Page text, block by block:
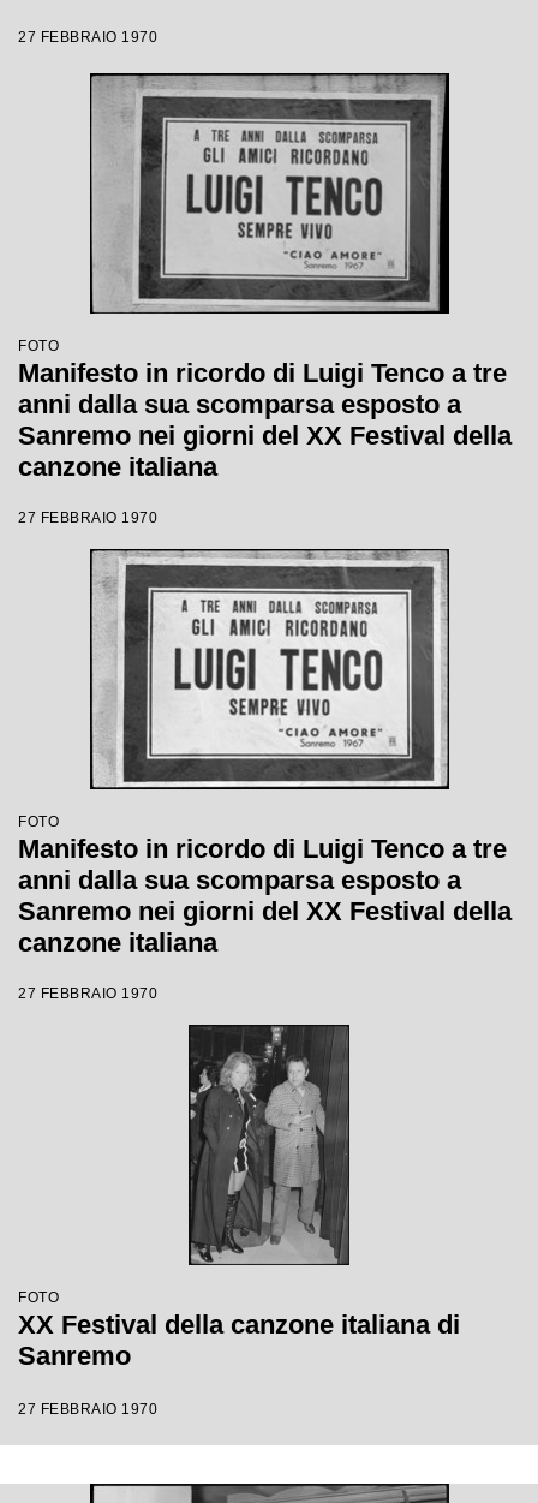
27 FEBBRAIO 1970
FOTO
Manifesto in ricordo di Luigi Tenco a tre
anni dalla sua scomparsa esposto a
Sanremo nei giorni del XX Festival della
canzone italiana
27 FEBBRAIO 1970
FOTO
Manifesto in ricordo di Luigi Tenco a tre
anni dalla sua scomparsa esposto a
Sanremo nei giorni del XX Festival della
canzone italiana
27 FEBBRAIO 1970
FOTO
XX Festival della canzone italiana di
Sanremo
27 FEBBRAIO 1970